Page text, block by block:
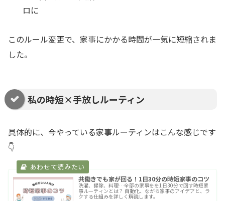
ロに
このルール変更で、家事にかかる時間が一気に短縮されま
した。
私の時短×手放しルーティン
具体的に、今やっている家事ルーティンはこんな感じです
👇
共働きでも家が回る！1日30分の時短家事のコツ
洗濯、掃除、料理…全部の家事をを1日30分で回す時短家
事ルーティンとは？ 自動化、ながら家事のアイデアと、ラ
クする仕組みを詳しく解説します。